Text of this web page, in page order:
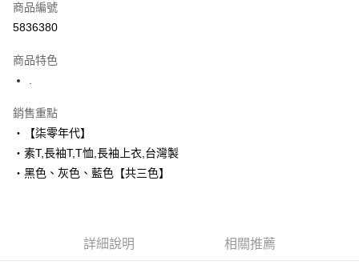
超商取貨付款
街口支付
悠遊付
Google Pay
AFTEE先享後付是「在收到商品之後才付款」的支付方式。 讓您購物簡單
商品編號
5836380
商品特色
銷售重點
‧【柒零年代】
‧素T,長袖T,T恤,長袖上衣,台灣製
‧黑色、灰色、藍色【共三色】
詳細說明 相關推薦